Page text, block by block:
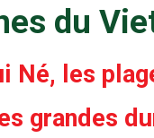
du
Né, les
grandes